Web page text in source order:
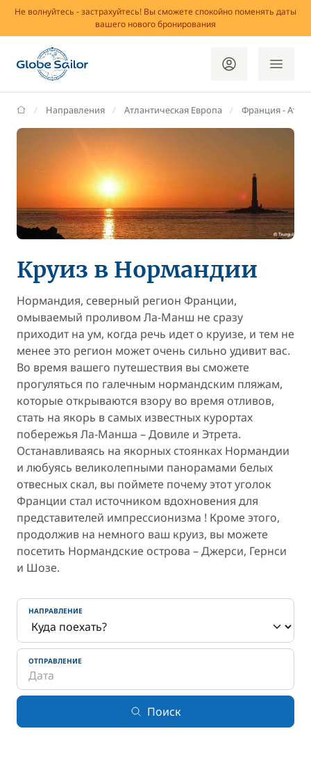
Не волнуйтесь - застрахуйтесь! Вы сможете спокойно поменять даты
вашего нового бронирования
GlobeSailor
Направления Атлантическая Европа Франция -
Круиз в Нормандии
Нормандия, северный регион Франции,
омываемый проливом Ла-Манш не сразу
приходит на ум, когда речь идет о круизе, и тем не
менее это регион может очень сильно удивит вас.
Во время вашего путешествия вы сможете
прогуляться по галечным нормандским пляжам,
которые открываются взору во время отливов,
стать на якорь в самых известных курортах
побережья Ла-Манша – Довиле и Этрета.
Останавливаясь на якорных стоянках Нормандии
и любуясь великолепными панорамами белых
отвесных скал, вы поймете почему этот уголок
Франции стал источником вдохновения для
представителей импрессионизма ! Кроме этого,
продолжив на немного ваш круиз, вы можете
посетить Нормандские острова – Джерси, Гернси
и Шозе.
НАПРАВЛЕНИЕ
ОТПРАВЛЕНИЕ
Поиск